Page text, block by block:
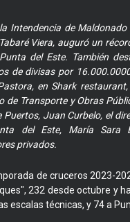
Intendencia de
Viera, auguró un
del Este. También
de divisas por
en Shark
de Transporte y Obras
Juan Curbelo, el
del Este, María Sara
privados.
de cruceros 2023-
232 desde octubre y
escalas técnicas, y 74 a